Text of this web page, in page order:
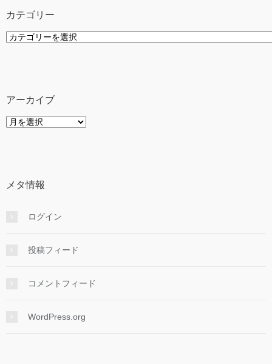
カテゴリー
カ
アーカイブ
ア
メタ情報
ログイン
投稿フィード
コメントフィード
WordPress.org